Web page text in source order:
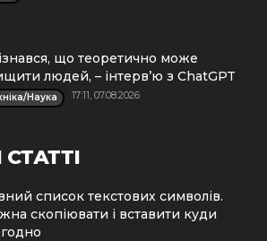
що теоретично може
людей, – інтерв’ю з ChatGPT
Наука 17:11, 07.08.2026
список текстових символів.
скопіювати і вставити куди